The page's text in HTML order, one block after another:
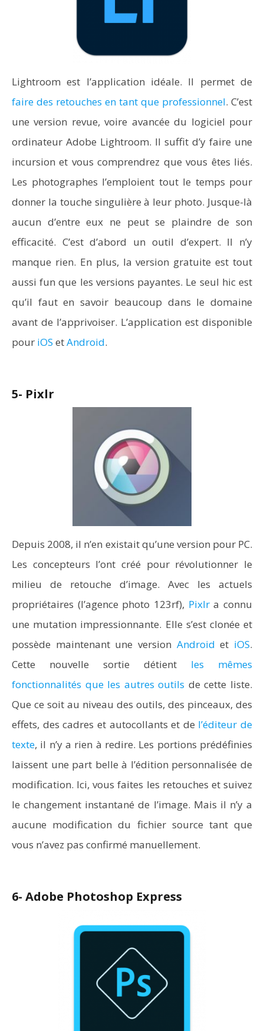
Lightroom est l’application idéale. Il permet de
faire des retouches en tant que professionnel. C’est
une version revue, voire avancée du logiciel pour
ordinateur Adobe Lightroom. Il suffit d’y faire une
incursion et vous comprendrez que vous êtes liés.
Les photographes l’emploient tout le temps pour
donner la touche singulière à leur photo. Jusque-là
aucun d’entre eux ne peut se plaindre de son
efficacité. C’est d’abord un outil d’expert. Il n’y
manque rien. En plus, la version gratuite est tout
aussi fun que les versions payantes. Le seul hic est
qu’il faut en savoir beaucoup dans le domaine
avant de l’apprivoiser. L’application est disponible
pour iOS etAndroid.
5- Pixlr
Depuis 2008, il n’en existait qu’une version pour PC.
Les concepteurs l’ont créé pour révolutionner le
milieu de retouche d’image. Avec les actuels
propriétaires (l’agence photo 123rf), Pixlra connu
une mutation impressionnante. Elle s’est clonée et
possède maintenant une version Android et iOS.
Cette nouvelle sortie détient les mêmes
fonctionnalités que les autres outils de cette liste.
Que ce soit au niveau des outils, des pinceaux, des
effets, des cadres et autocollants et de l’éditeur de
texte, il n’y a rien à redire. Les portions prédéfinies
laissent une part belle à l’édition personnalisée de
modification. Ici, vous faites les retouches et suivez
le changement instantané de l’image. Mais il n’y a
aucune modification du fichier source tant que
vous n’avez pas confirmé manuellement.
6- Adobe Photoshop Express